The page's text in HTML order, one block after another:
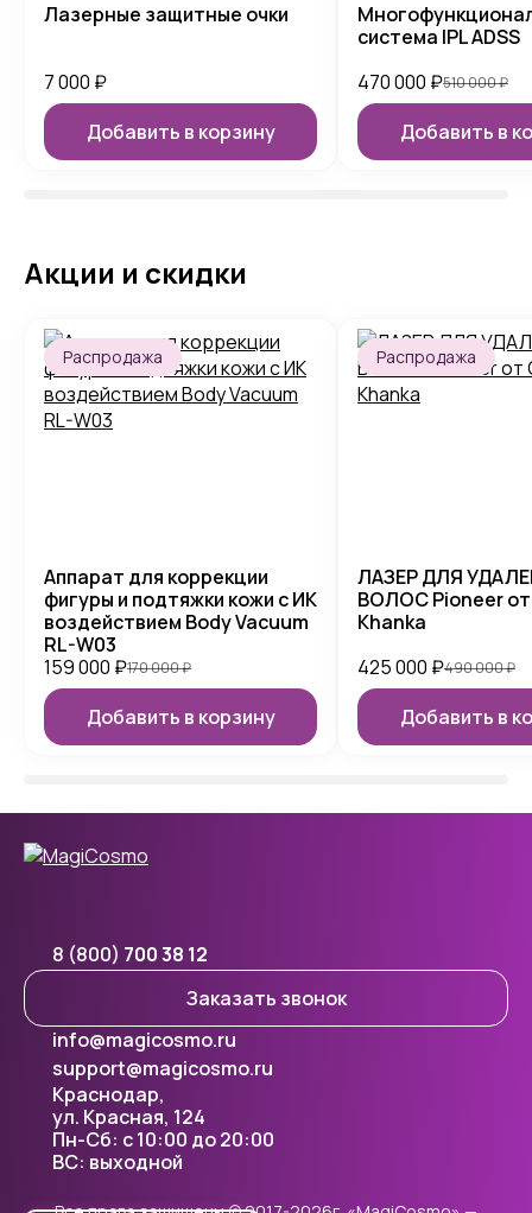
Лазерные защитные очки
7 000 ₽
Добавить в корзину
система IPL ADSS
470 000 ₽510 000₽
Добавить в
Акции и скидки
Распродажа
Аппарат для коррекции
фигуры и подтяжки кожи с ИК
воздействием Body Vacuum
RL-W03
159 000 ₽170 000₽
Добавить в корзину
Распродажа
ЛАЗЕР ДЛЯ
ВОЛОС Pioneer
Khanka
425 000 ₽490 000₽
Добавить в
8 (800) 700 38 12
Заказать звонок
Краснодар,
ул. Красная, 124
info@magicosmo.ru
support@magicosmo.ru
Пн-Сб: с 10:00 до 20:00
ВС: выходной